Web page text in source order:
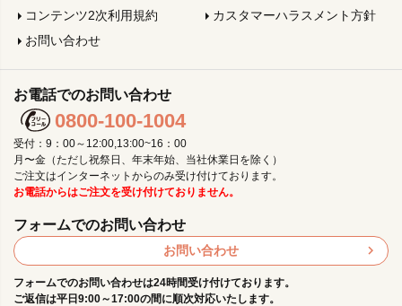
コンテンツ2次利用規約
カスタマーハラスメント方針
お問い合わせ
お電話でのお問い合わせ
0800-100-1004
受付：9：00～12:00,13:00~16：00
月〜金（ただし祝祭日、年末年始、当社休業日を除く）
ご注文はインターネットからのみ受け付けております。
お電話からはご注文を受け付けておりません。
フォームでのお問い合わせ
お問い合わせ
フォームでのお問い合わせは24時間受け付けております。
ご返信は平日9:00～17:00の間に順次対応いたします。